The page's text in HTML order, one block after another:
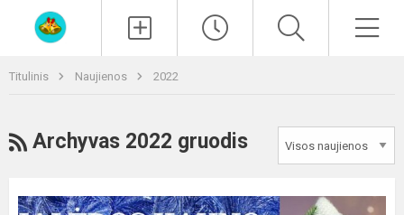
Titulinis Naujienos 2022
RSS
Archyvas 2022 gruodis
Darnios